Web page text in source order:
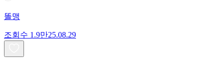
똘맹
조회수 1.9만25.08.29